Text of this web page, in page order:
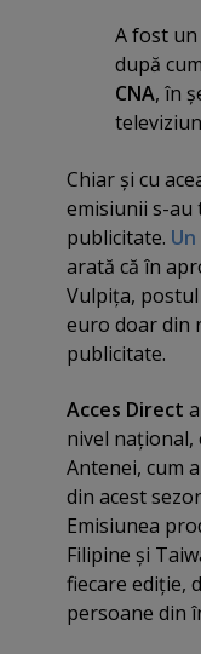
A fost un
după
CNA, în
Chiar şi cu
emisiunii s-au
publicitate.
arată că în
Vulpiţa, postul
euro doar din
publicitate.
Acces Direct
nivel naţional,
Antenei, cum
din acest
Emisiunea
Filipine şi
fiecare ediţie,
persoane din